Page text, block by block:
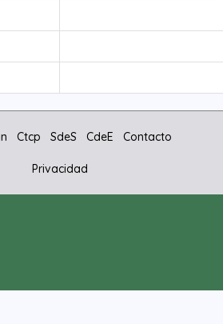
Ctcp SdeS CdeE Contacto
Privacidad